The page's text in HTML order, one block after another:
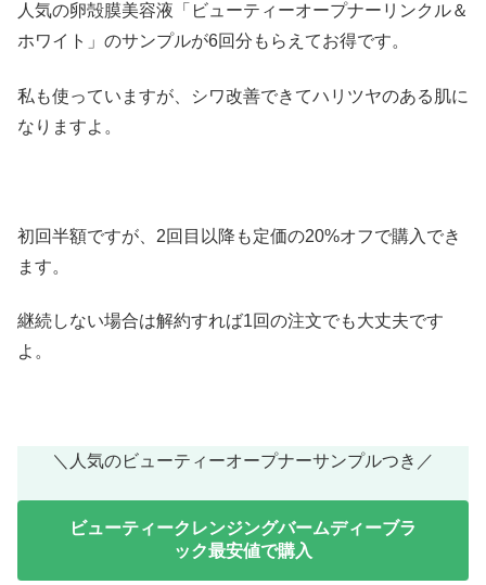
人気の卵殻膜美容液「ビューティーオープナーリンクル＆
ホワイト」のサンプルが6回分もらえてお得です。
私も使っていますが、シワ改善できてハリツヤのある肌に
なりますよ。
初回半額ですが、2回目以降も定価の20%オフで購入でき
ます。
継続しない場合は解約すれば1回の注文でも大丈夫です
よ。
＼人気のビューティーオープナーサンプルつき／
ビューティークレンジングバームディーブラ
ック最安値で購入